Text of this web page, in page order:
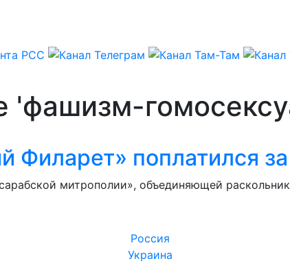
'фашизм-
Филарет» поплатился
митрополии», объединяющей
Россия
Украина